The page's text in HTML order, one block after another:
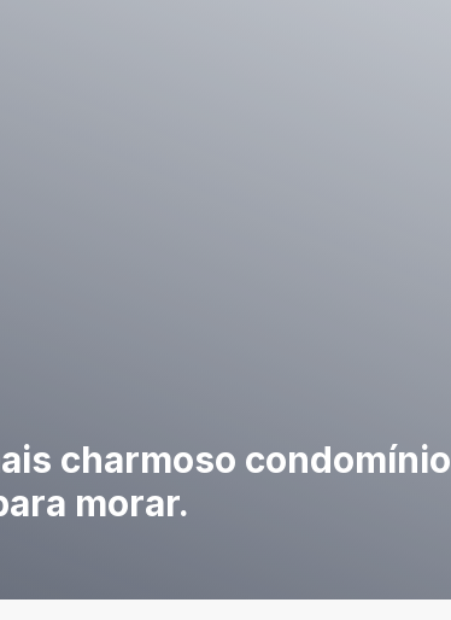
charmoso condomínio
morar.